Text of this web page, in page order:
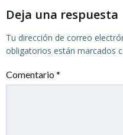
entradas
Deja una respuesta
Tu dirección de correo
obligatorios están marcados
Comentario*